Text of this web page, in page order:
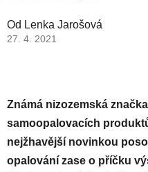
Od Lenka Jarošová
27. 4. 2021
Známá nizozemská
samoopalovacích
nejžhavější novinkou
opalování zase o příčku